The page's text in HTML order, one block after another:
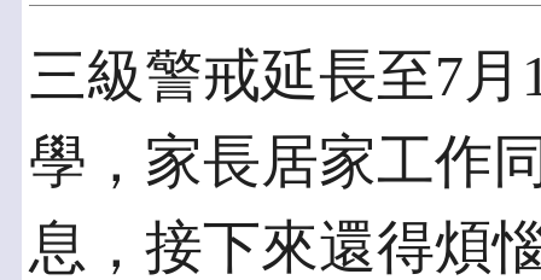
三級警戒延長至7
學，家長居家工作
息，接下來還得煩